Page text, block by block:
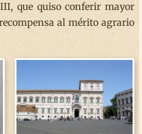
que quiso conferir mayor
al mérito agrario